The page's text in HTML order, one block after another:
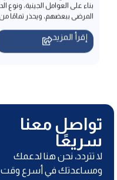
تواصل معنا
سريعًا
لا تتردد، نحن هنا لدعمك
ومساعدتك في أسرع وقت